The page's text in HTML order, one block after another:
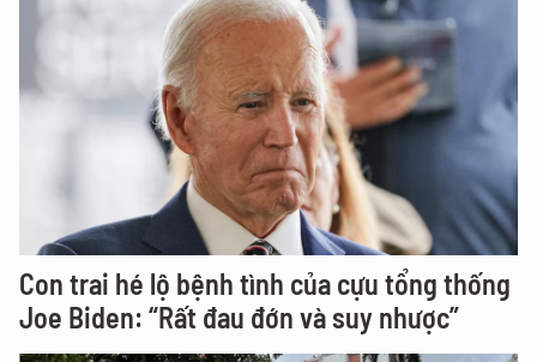
Con trai hé lộ bệnh tình của cựu tổng thống
Joe Biden: “Rất đau đớn và suy nhược”